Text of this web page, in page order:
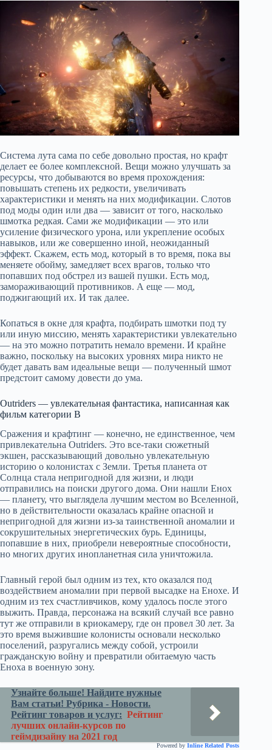
Система лута сама по себе довольно простая, но крафт
делает ее более комплексной. Вещи можно улучшать за
ресурсы, что добываются во время прохождения:
повышать степень их редкости, увеличивать
характеристики и менять на них модификации. Слотов
под моды один или два — зависит от того, насколько
шмотка редкая. Сами же модификации — это или
усиление физического урона, или укрепление особых
навыков, или же совершенно иной, неожиданный
эффект. Скажем, есть мод, который в то время, пока вы
меняете обойму, замедляет всех врагов, только что
попавших под обстрел из вашей пушки. Есть мод,
замораживающий противников. А еще — мод,
поджигающий их. И так далее.
Копаться в окне для крафта, подбирать шмотки под ту
или иную миссию, менять характеристики увлекательно
— на это можно потратить немало времени. И крайне
важно, поскольку на высоких уровнях мира никто не
будет давать вам идеальные вещи — полученный шмот
предстоит самому довести до ума.
Outriders — увлекательная фантастика, написанная как
фильм категории B
Сражения и крафтинг — конечно, не единственное, чем
привлекательна Outriders. Это все-таки сюжетный
экшен, рассказывающий довольно увлекательную
историю о колонистах с Земли. Третья планета от
Солнца стала непригодной для жизни, и люди
отправились на поиски другого дома. Они нашли Енох
— планету, что выглядела лучшим местом во Вселенной,
но в действительности оказалась крайне опасной и
непригодной для жизни из-за таинственной аномалии и
сокрушительных энергетических бурь. Единицы,
попавшие в них, приобрели невероятные способности,
но многих других инопланетная сила уничтожила.
Главный герой был одним из тех, кто оказался под
воздействием аномалии при первой высадке на Енохе. И
одним из тех счастливчиков, кому удалось после этого
выжить. Правда, персонажа на всякий случай все равно
тут же отправили в криокамеру, где он провел 30 лет. За
это время выжившие колонисты основали несколько
поселений, разругались между собой, устроили
гражданскую войну и превратили обитаемую часть
Еноха в военную зону.
Узнайте больше! Найдите нужные
Вам статьи! Рубрика - Новости.
Рейтинг товаров и услуг: Рейтинг
лучших онлайн-курсов по
геймдизайну на 2021 год
Powered by Inline Related Posts